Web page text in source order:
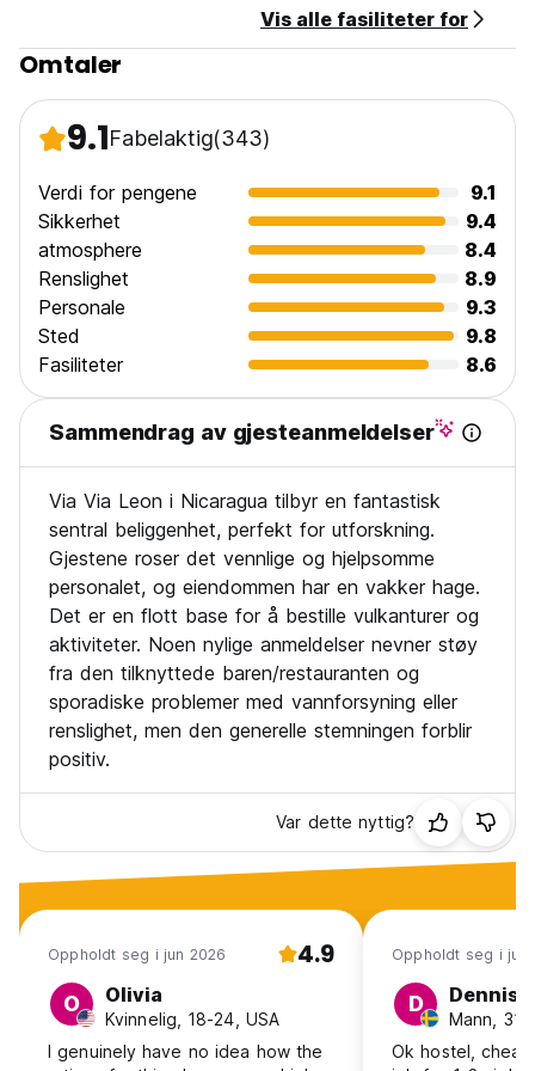
Betaling ved ankomst med kontanter, kredittkort, debetkort.
Dette overnattingsstedet kan forhåndsgodkjenne
Skatter inkludert.
Resepsjonen er åpen 24 timer i døgnet.
Barnevennlig. (Auto-translated from original language)
Vis alle fasiliteter for
Omtaler
9.1Fabelaktig(343)
Verdi for pengene
9.1
Sikkerhet
9.4
atmosphere
8.4
Renslighet
8.9
Personale
9.3
Sted
9.8
Fasiliteter
8.6
Sammendrag av gjesteanmeldelser
Via Via Leon i Nicaragua tilbyr en fantastisk
sentral beliggenhet, perfekt for utforskning.
Gjestene roser det vennlige og hjelpsomme
personalet, og eiendommen har en vakker hage.
Det er en flott base for å bestille vulkanturer og
aktiviteter. Noen nylige anmeldelser nevner støy
fra den tilknyttede baren/restauranten og
sporadiske problemer med vannforsyning eller
renslighet, men den generelle stemningen forblir
positiv.
Var dette nyttig?
Oppholdt seg i jun 2026 4.9
O Olivia
Kvinnelig, 18-24, USA
I genuinely have no idea how the
Oppholdt seg i jun
D Dennis
Mann,
Ok hostel,